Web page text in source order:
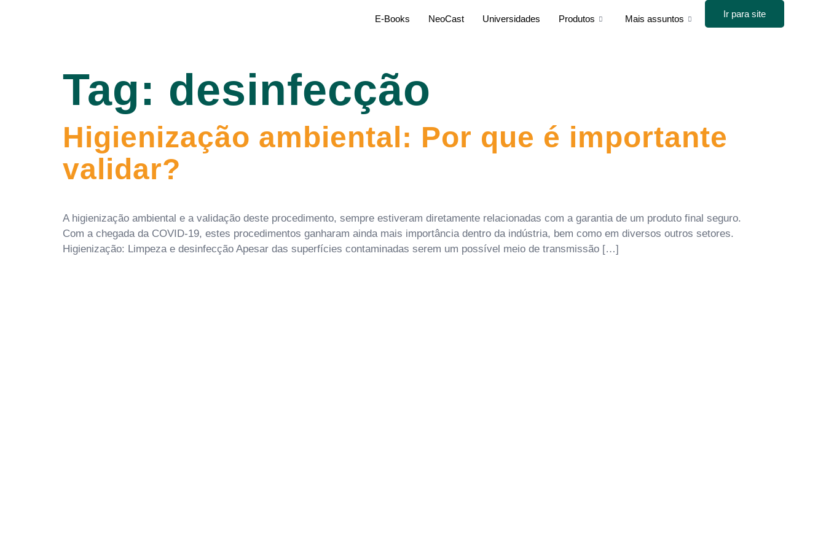
Ir para site
E-Books NeoCast Universidades Produtos Mais assuntos
Tag: desinfecção
Higienização ambiental: Por que é importante
validar?
A higienização ambiental e a validação deste procedimento, sempre estiveram diretamente relacionadas com a garantia de um produto final seguro.
Com a chegada da COVID-19, estes procedimentos ganharam ainda mais importância dentro da indústria, bem como em diversos outros setores.
Higienização: Limpeza e desinfecção Apesar das superfícies contaminadas serem um possível meio de transmissão […]